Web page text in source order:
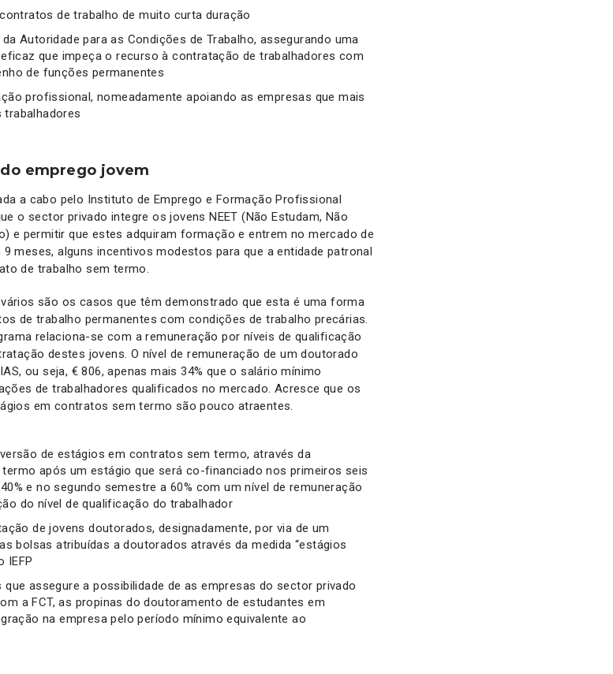
de trabalho de muito curta duração
Autoridade para as Condições de Trabalho, assegurando uma
que impeça o recurso à contratação de trabalhadores com
de funções permanentes
profissional, nomeadamente apoiando as empresas que mais
emprego jovem
a cabo pelo Instituto de Emprego e Formação Profissional
o sector privado integre os jovens NEET (Não Estudam, Não
e permitir que estes adquiram formação e entrem no mercado de
meses, alguns incentivos modestos para que a entidade patronal
de trabalho sem termo.
são os casos que têm demonstrado que esta é uma forma
de trabalho permanentes com condições de trabalho precárias.
relaciona-se com a remuneração por níveis de qualificação
destes jovens. O nível de remuneração de um doutorado
ou seja, € 806, apenas mais 34% que o salário mínimo
de trabalhadores qualificados no mercado. Acresce que os
em contratos sem termo são pouco atraentes.
de estágios em contratos sem termo, através da
após um estágio que será co-financiado nos primeiros seis
e no segundo semestre a 60% com um nível de remuneração
do nível de qualificação do trabalhador
de jovens doutorados, designadamente, por via de um
bolsas atribuídas a doutorados através da medida “estágios
IEFP
assegure a possibilidade de as empresas do sector privado
a FCT, as propinas do doutoramento de estudantes em
na empresa pelo período mínimo equivalente ao